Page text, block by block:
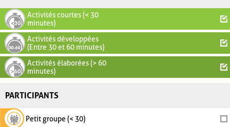
Activités courtes (< 30
minutes)
Activités développées
(Entre 30 et 60 minutes)
Activités élaborées (> 60
minutes)
PARTICIPANTS
Petit groupe (< 30)